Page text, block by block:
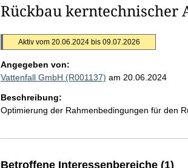
Rückbau kerntechnischer
Aktiv vom 20.06.2024 bis 09.07.2026
Angegeben von:
Vattenfall GmbH (R001137) am 20.06.2024
Beschreibung:
Optimierung der Rahmenbedingungen für den
Betroffene Interessenbereiche (1)